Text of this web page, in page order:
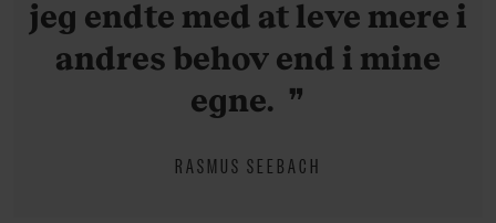
jeg endte med at leve mere i
andres behov end i mine
egne.
RASMUS SEEBACH